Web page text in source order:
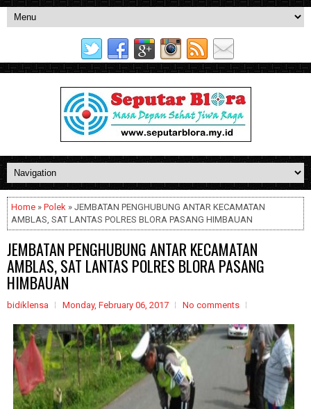
Home » Polek » JEMBATAN PENGHUBUNG ANTAR KECAMATAN
AMBLAS, SAT LANTAS POLRES BLORA PASANG HIMBAUAN
JEMBATAN PENGHUBUNG ANTAR KECAMATAN
AMBLAS, SAT LANTAS POLRES BLORA PASANG
HIMBAUAN
bidiklensa Monday, February 06, 2017 No comments